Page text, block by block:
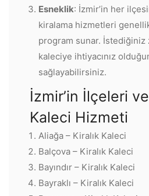
Esneklik: İzmir’in her
kiralama hizmetleri
program sunar. İstediğiniz
kaleciye ihtiyacınız
sağlayabilirsiniz.
İzmir’in İlçeleri
Kaleci Hizmeti
Aliağa – Kiralık Kaleci
Balçova – Kiralık Kaleci
Bayındır – Kiralık Kaleci
Bayraklı – Kiralık Kaleci